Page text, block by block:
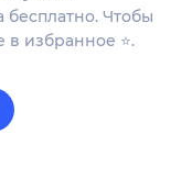
Чтобы
в избранное ⭐.